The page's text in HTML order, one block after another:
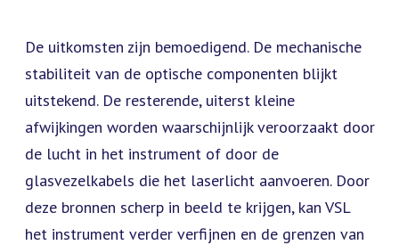
De uitkomsten zijn bemoedigend. De mechanische
stabiliteit van de optische componenten blijkt
uitstekend. De resterende, uiterst kleine
afwijkingen worden waarschijnlijk veroorzaakt door
de lucht in het instrument of door de
glasvezelkabels die het laserlicht aanvoeren. Door
deze bronnen scherp in beeld te krijgen, kan VSL
het instrument verder verfijnen en de grenzen van